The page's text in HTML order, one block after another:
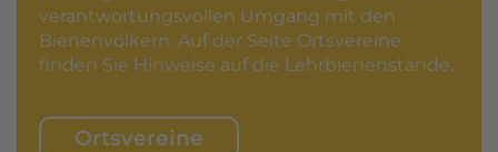
verantwortungsvollen Umgang mit den
Bienenvölkern. Auf der Seite Ortsvereine
finden Sie Hinweise auf die Lehrbienenstände.
Ortsvereine